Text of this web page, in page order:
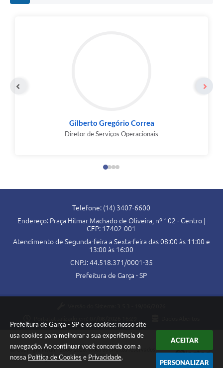
Prefeitura de Garça - SP e os cookies: nosso site
usa cookies para melhorar a sua experiência de
navegação. Ao continuar você concorda com a
nossa Política de Cookies e Privacidade.
ACEITAR
PERSONALIZAR
Gilberto Gregório Correa
Diretor de Serviços Operacionais
Telefone: (14) 3407-6600
Endereço: Praça Hilmar Machado de Oliveira, nº 102 - Centro |
CEP: 17402-001
Atendimento de Segunda-feira a Sexta-feira das 08:00 às 11:00 e
13:00 às 16:00
CNPJ: 44.518.371/0001-35
Prefeitura de Garça - SP
Copyright Instar - 2006-2026. Todos os direitos reservados -
Instar Tecnologia